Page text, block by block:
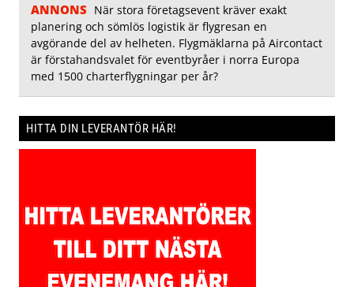
ANNONS När stora företagsevent kräver exakt
planering och sömlös logistik är flygresan en
avgörande del av helheten. Flygmäklarna på Aircontact
är förstahandsvalet för eventbyråer i norra Europa
med 1500 charterflygningar per år?
HITTA DIN LEVERANTÖR HÄR!